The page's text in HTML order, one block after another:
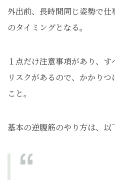
外出前、長時間同じ姿勢で
のタイミングとなる。
１点だけ注意事項があり、
リスクがあるので、かかり
こと。
基本の逆腹筋のやり方は、以